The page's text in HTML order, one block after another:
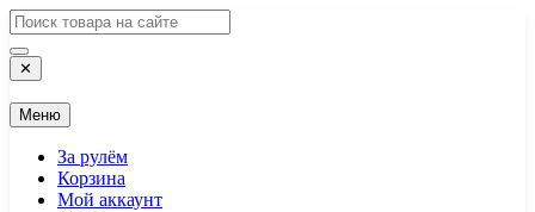
Перейти
к
содержимому
✕
Меню
За рулём
Корзина
Мой аккаунт